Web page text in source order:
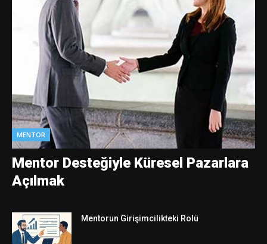
MENTOR
Mentor Desteğiyle Küresel Pazarlara
Açılmak
Mentorun Girişimcilikteki Rolü